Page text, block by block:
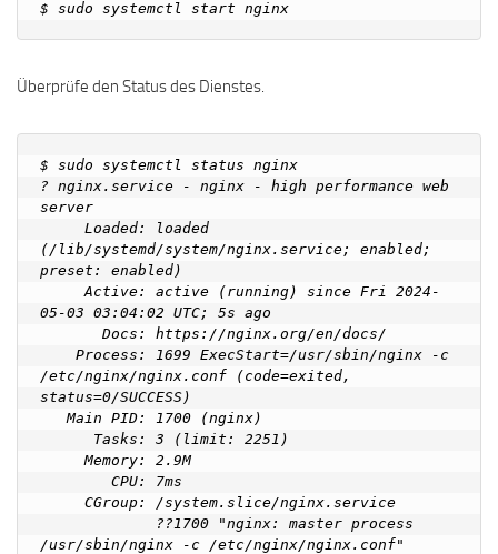
Überprüfe den Status des Dienstes.
$ sudo systemctl status nginx
? nginx.service - nginx - high performance web
server
(/lib/systemd/system/nginx.service; enabled;
preset: enabled)
     Active: active (running) since Fri 2024-
05-03 03:04:02 UTC; 5s ago
/etc/nginx/nginx.conf (code=exited,
status=0/SUCCESS)
   Main PID: 1700 (nginx)
     Memory: 2.9M
/usr/sbin/nginx -c /etc/nginx/nginx.conf"